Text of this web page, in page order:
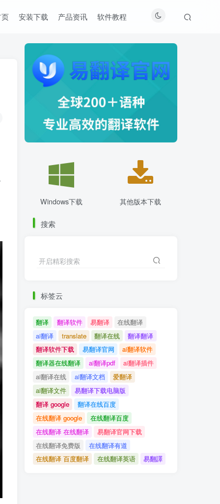
安装下载 产品资讯 软件教程
Windows下载 其他版本下载
搜索
开启精彩搜索
标签云
翻译 翻译软件 易翻译
在线翻译
ai翻译
translate 翻译在线
翻译翻译
翻译软件下载
易翻译官网
ai翻译软件
翻译器在线翻译
ai翻译pdf
ai翻译插件
ai翻译在线
ai翻译文档
爱翻译
ai翻译文件
易翻译下载电脑版
翻译 google
翻译在线百度
在线翻译 google
在线翻译百度
在线翻译 在线翻译
易翻译官网下载
在线翻译免费版
在线翻译有道
在线翻译 百度翻译
在线翻译英语 易翻譯